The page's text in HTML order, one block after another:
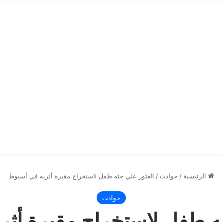
الرئيسية / حوادث / العثور علي جثه طفل لاستخراج مقبرة أثرية في أسيوط
حوادث